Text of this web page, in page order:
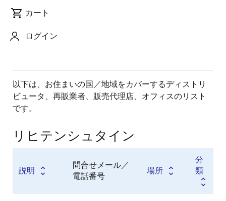
カート
ログイン
付加価値再販業者
以下は、お住まいの国／地域をカバーするディストリ
ビュータ、再販業者、販売代理店、オフィスのリスト
です。
リヒテンシュタイン
説明
問合せメール／
電話番号
場所
分
類